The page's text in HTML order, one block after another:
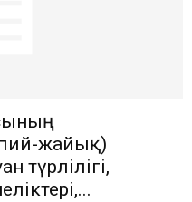
жайық)
түрлілігі,